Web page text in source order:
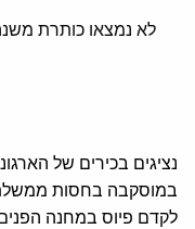
לא נמצאו כותרת
נציגים בכירים של
במוסקבה בחסות ממשלת
לקדם פיוס במחנה